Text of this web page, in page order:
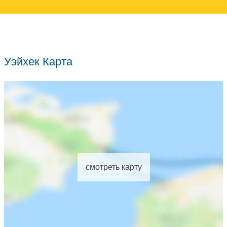
Уэйхек Карта
смотреть карту